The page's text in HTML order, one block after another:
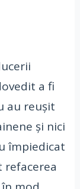
a fi
au reușit
și nici
împiedicat
refacerea